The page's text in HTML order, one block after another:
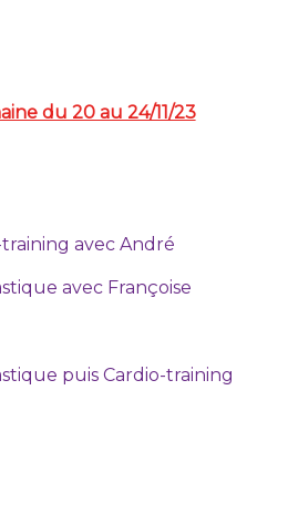
du 20 au 24/11/23
avec André
avec Françoise
puis Cardio-training